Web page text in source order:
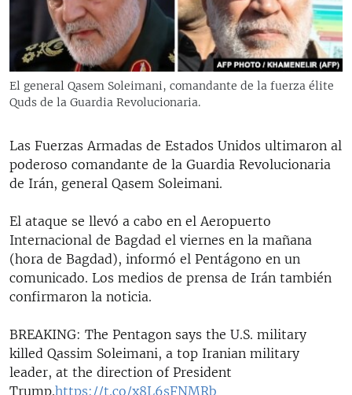
RADIO MARTÍ
ESPECIALES
ESPECIALES
LA REALIDAD DE LA VIVIENDA EN CUBA
LOS SANTOS DE HIALEAH
LA INVASIÓN DE RUSIA A UCRANIA
MULTIMEDIA
EDITORIALES
SÍGUENOS
El general Qasem Soleimani, comandante de la fuerza élite
Quds de la Guardia Revolucionaria.
Las Fuerzas Armadas de Estados Unidos ultimaron al
poderoso comandante de la Guardia Revolucionaria
de Irán, general Qasem Soleimani.
El ataque se llevó a cabo en el Aeropuerto
Internacional de Bagdad el viernes en la mañana
(hora de Bagdad), informó el Pentágono en un
comunicado. Los medios de prensa de Irán también
confirmaron la noticia.
BREAKING: The Pentagon says the U.S. military
killed Qassim Soleimani, a top Iranian military
leader, at the direction of President
Trump.https://t.co/x8L6sFNMRb